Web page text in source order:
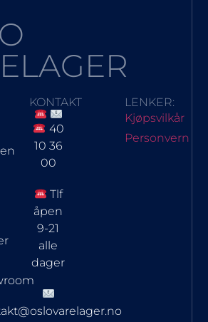
KONTAKT
40
10 36
00
Tlf
åpen
9-21
alle
dager
LENKER:
Kjøpsvilkår
Personvern